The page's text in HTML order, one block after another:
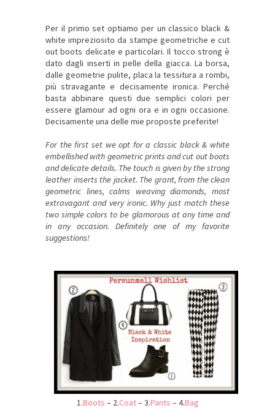
Per il primo set optiamo per un classico black &
white impreziosito da stampe geometriche e cut
out boots delicate e particolari. Il tocco strong è
dato dagli inserti in pelle della giacca. La borsa,
dalle geometrie pulite, placa la tessitura a rombi,
più stravagante e decisamente ironica. Perché
basta abbinare questi due semplici colori per
essere glamour ad ogni ora e in ogni occasione.
Decisamente una delle mie proposte preferite!
For the first set we opt for a classic black & white
embellished with geometric prints and cut out boots
and delicate details. The touch is given by the strong
leather inserts the jacket. The grant, from the clean
geometric lines, calms weaving diamonds, most
extravagant and very ironic. Why just match these
two simple colors to be glamorous at any time and
in any occasion. Definitely one of my favorite
suggestions!
1.Boots – 2.Coat– 3.Pants – 4.Bag